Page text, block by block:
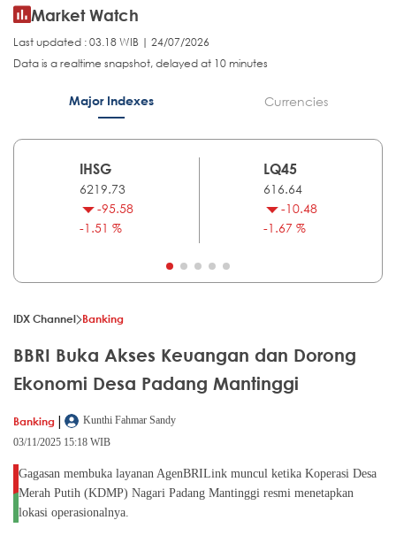
Market Watch
Last updated : 03.18 WIB | 24/07/2026
Data is a realtime snapshot, delayed at 10 minutes
Major Indexes Currencies
IHSG
6219.73
-95.58
-1.51 %
LQ45
616.64
-10.48
-1.67 %
IDX Channel Banking
BBRI Buka Akses Keuangan dan Dorong
Ekonomi Desa Padang Mantinggi
Banking |
Kunthi Fahmar Sandy
03/11/2025 15:18 WIB
Gagasan membuka layanan AgenBRILink muncul ketika Koperasi Desa
Merah Putih (KDMP) Nagari Padang Mantinggi resmi menetapkan
lokasi operasionalnya.